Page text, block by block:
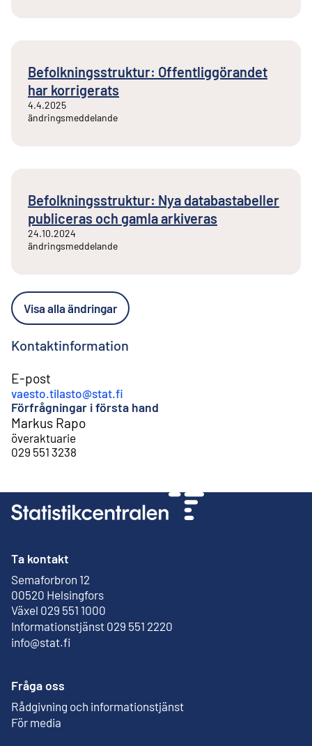
Befolkningsstruktur: Offentliggörandet
har korrigerats
4.4.2025
ändringsmeddelande
Befolkningsstruktur: Nya databastabeller
publiceras och gamla arkiveras
24.10.2024
ändringsmeddelande
Visa alla ändringar
Kontaktinformation
E-post
vaesto.tilasto@stat.fi
Förfrågningar i första hand
Markus Rapo
överaktuarie
029 551 3238
Ta kontakt
Semaforbron 12
00520 Helsingfors
Extern länk
Växel 029 551 1000
Informationstjänst 029 551 2220
info@stat.fi
Fråga oss
Rådgivning och informationstjänst
För media